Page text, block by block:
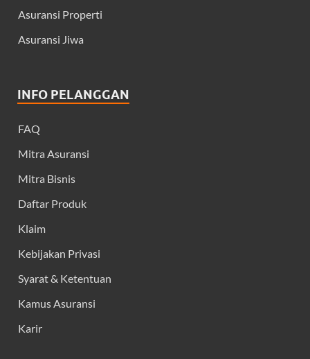
Asuransi Properti
Asuransi Jiwa
INFO PELANGGAN
FAQ
Mitra Asuransi
Mitra Bisnis
Daftar Produk
Klaim
Kebijakan Privasi
Syarat & Ketentuan
Kamus Asuransi
Karir